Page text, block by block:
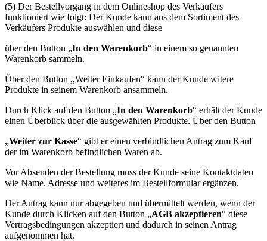
(5) Der Bestellvorgang in dem Onlineshop des Verkäufers
funktioniert wie folgt: Der Kunde kann aus dem Sortiment des
Verkäufers Produkte auswählen und diese
über den Button „In den Warenkorb“ in einem so genannten
Warenkorb sammeln.
Über den Button ,,Weiter Einkaufen“ kann der Kunde witere
Produkte in seinem Warenkorb ansammeln.
Durch Klick auf den Button „In den Warenkorb“ erhält der Kunde
einen Überblick über die ausgewählten Produkte. Über den Button
„Weiter zur Kasse“ gibt er einen verbindlichen Antrag zum Kauf
der im Warenkorb befindlichen Waren ab.
Vor Absenden der Bestellung muss der Kunde seine Kontaktdaten
wie Name, Adresse und weiteres im Bestellformular ergänzen.
Der Antrag kann nur abgegeben und übermittelt werden, wenn der
Kunde durch Klicken auf den Button „AGB akzeptieren“ diese
Vertragsbedingungen akzeptiert und dadurch in seinen Antrag
aufgenommen hat.